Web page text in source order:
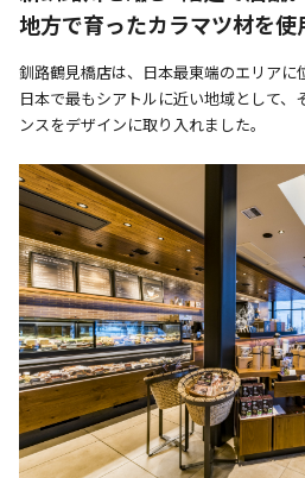
地方で育ったカラマツ材を使
釧路鶴見橋店は、日本最東端のエリアに
日本で最もシアトルに近い地域として
ンスをデザインに取り入れました。